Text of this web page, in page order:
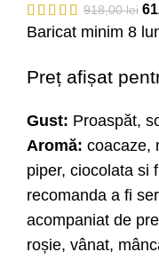
918,00lei
Baricat minim 8
Preț afișat
Gust: Proaspăt,
Aromă: coacaze,
piper, ciocolata si
recomanda a fi
acompaniat de
roșie, vânat,